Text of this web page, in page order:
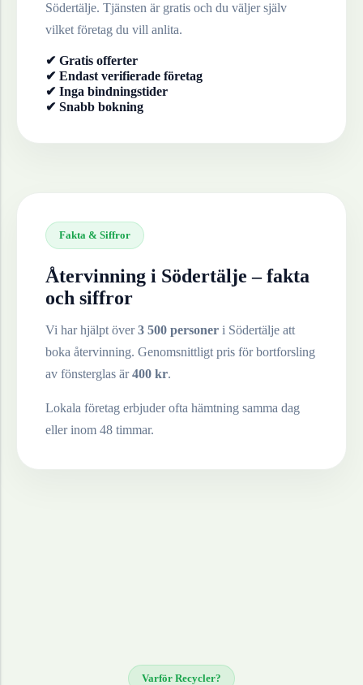
Södertälje. Tjänsten är gratis och du väljer själv
vilket företag du vill anlita.
✔ Gratis offerter
✔ Endast verifierade företag
✔ Inga bindningstider
✔ Snabb bokning
Fakta & Siffror
Återvinning i Södertälje – fakta
och siffror
Vi har hjälpt över3 500 personer i Södertälje att
boka återvinning. Genomsnittligt pris för bortforsling
av fönsterglas är400 kr.
Lokala företag erbjuder ofta hämtning samma dag
eller inom 48 timmar.
Varför Recycler?